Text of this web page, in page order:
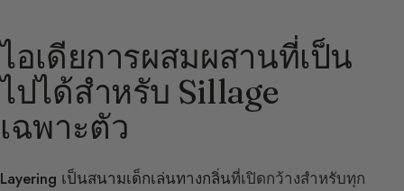
ไอเดียการผสมผสานที่เป็น
ไปได้สำหรับ Sillage
เฉพาะตัว
Layering เป็นสนามเด็กเล่นทางกลิ่นที่เปิดกว้างสำหรับทุก